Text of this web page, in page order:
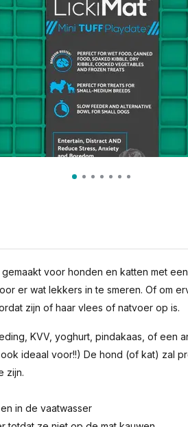
voor honden en katten met
er wat lekkers in te smeren. Of om
zijn of haar vlees of natvoer op is.
KVV, yoghurt, pindakaas, of een
ideaal voor!!) De hond (of kat) zal
zijn.
in de vaatwasser